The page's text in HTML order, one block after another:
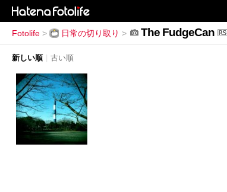
Fotolife > 日常の切り取り > The FudgeCan
新しい順 | 古い順